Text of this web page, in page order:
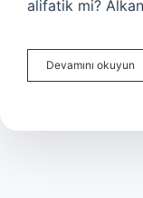
alifatik mi?
Devamını okuyun